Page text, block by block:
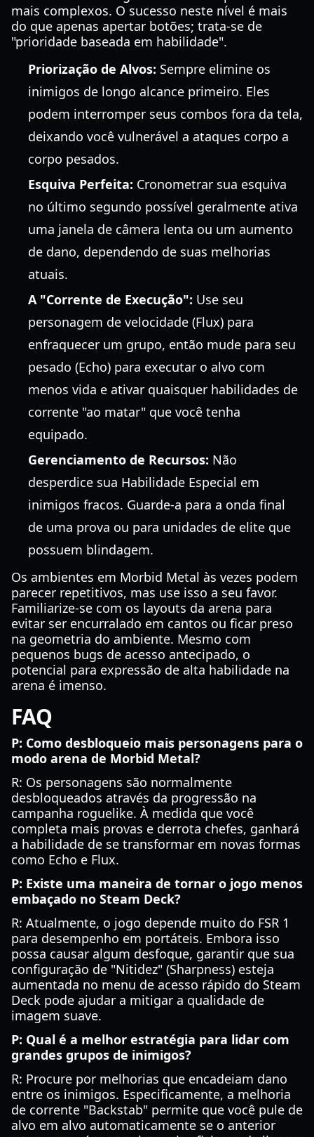
mais complexos. O sucesso neste nível é mais
do que apenas apertar botões; trata-se de
"prioridade baseada em habilidade".
Priorização de Alvos: Sempre elimine os
inimigos de longo alcance primeiro. Eles
podem interromper seus combos fora da tela,
deixando você vulnerável a ataques corpo a
corpo pesados.
Esquiva Perfeita: Cronometrar sua esquiva
no último segundo possível geralmente ativa
uma janela de câmera lenta ou um aumento
de dano, dependendo de suas melhorias
atuais.
A "Corrente de Execução": Use seu
personagem de velocidade (Flux) para
enfraquecer um grupo, então mude para seu
pesado (Echo) para executar o alvo com
menos vida e ativar quaisquer habilidades de
corrente "ao matar" que você tenha
equipado.
Gerenciamento de Recursos: Não
desperdice sua Habilidade Especial em
inimigos fracos. Guarde-a para a onda final
de uma prova ou para unidades de elite que
possuem blindagem.
Os ambientes em Morbid Metal às vezes podem
parecer repetitivos, mas use isso a seu favor.
Familiarize-se com os layouts da arena para
evitar ser encurralado em cantos ou ficar preso
na geometria do ambiente. Mesmo com
pequenos bugs de acesso antecipado, o
potencial para expressão de alta habilidade na
arena é imenso.
FAQ
P: Como desbloqueio mais personagens para o
modo arena de Morbid Metal?
R: Os personagens são normalmente
desbloqueados através da progressão na
campanha roguelike. À medida que você
completa mais provas e derrota chefes, ganhará
a habilidade de se transformar em novas formas
como Echo e Flux.
P: Existe uma maneira de tornar o jogo menos
embaçado no Steam Deck?
R: Atualmente, o jogo depende muito do FSR 1
para desempenho em portáteis. Embora isso
possa causar algum desfoque, garantir que sua
configuração de "Nitidez" (Sharpness) esteja
aumentada no menu de acesso rápido do Steam
Deck pode ajudar a mitigar a qualidade de
imagem suave.
P: Qual é a melhor estratégia para lidar com
grandes grupos de inimigos?
R: Procure por melhorias que encadeiam dano
entre os inimigos. Especificamente, a melhoria
de corrente "Backstab" permite que você pule de
alvo em alvo automaticamente se o anterior